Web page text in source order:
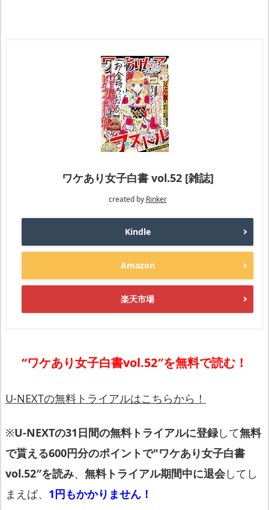
ワケあり女子白書 vol.52 [雑誌]
created by Rinker
Kindle
Amazon
楽天市場
“ワケあり女子白書vol.52″を無料で読む！
U-NEXTの無料トライアルはこちらから！
※U-NEXTの31日間の無料トライアルに登録して無料
で貰える600円分のポイントで"ワケあり女子白書
vol.52″を読み、 無料トライアル期間中に退会してし
まえば、 1円もかかりません！